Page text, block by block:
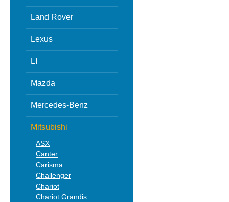
Land Rover
Lexus
LI
Mazda
Mercedes-Benz
Mitsubishi
ASX
Canter
Carisma
Challenger
Chariot
Chariot Grandis